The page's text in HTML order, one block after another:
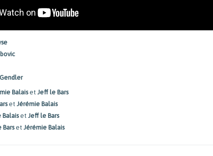
Balaiset Jeff le Bars
et Jérémie Balais
Balaiset Jeff le Bars
Barset Jérémie Balais